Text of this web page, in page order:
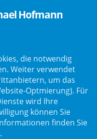
Hofmann
die notwendig
Weiter verwendet
um das
Optmierung). Für
wird Ihre
können Sie
finden Sie
.